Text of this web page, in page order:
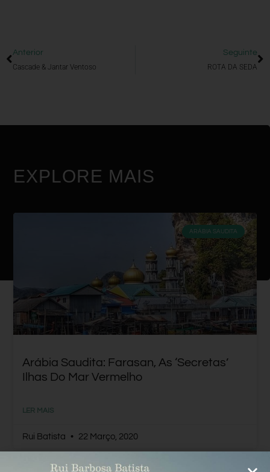
Anterior
Cascade & Jantar Ventoso
Seguinte
ROTA DA SEDA
EXPLORE MAIS
ARÁBIA SAUDITA
Arábia Saudita: Farasan, As ‘secretas’
Ilhas Do Mar Vermelho
LER MAIS
Rui Batista 22 Março, 2020